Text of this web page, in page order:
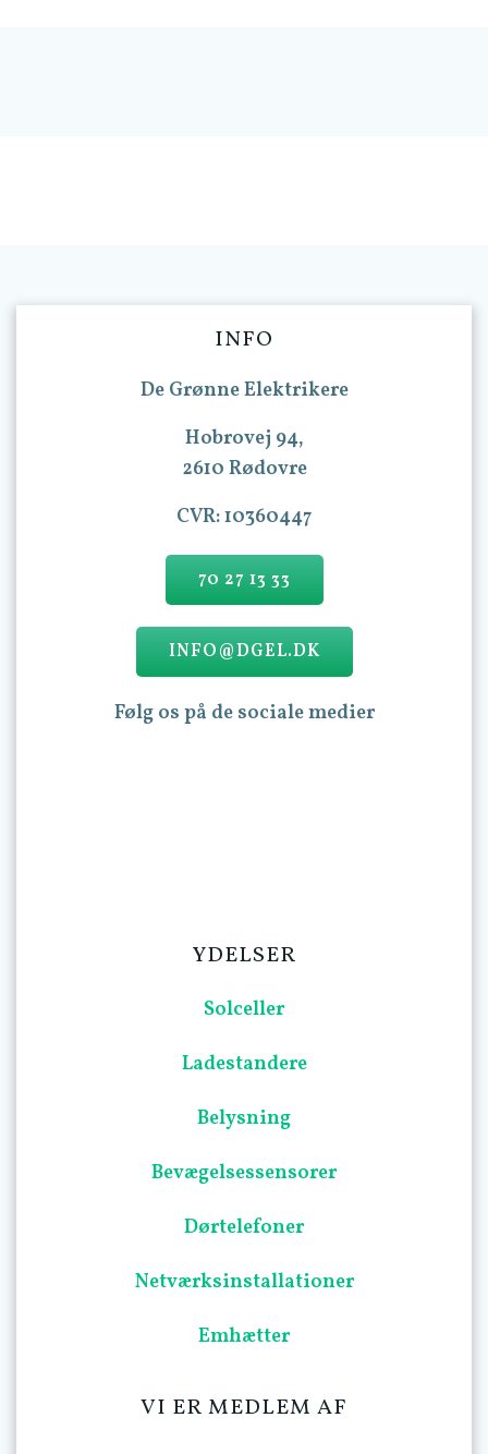
INFO
De Grønne Elektrikere
Hobrovej 94,
2610 Rødovre
CVR: 10360447
70 27 13 33
INFO@DGEL.DK
Følg os på de sociale medier
YDELSER
Solceller
Ladestandere
Belysning
Bevægelsessensorer
Dørtelefoner
Netværksinstallationer
Emhætter
VI ER MEDLEM AF